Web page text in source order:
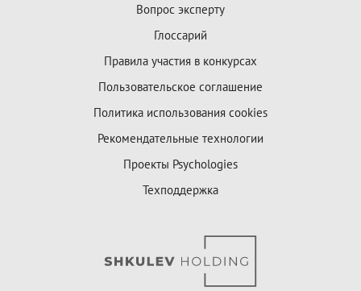
Вопрос эксперту
Глоссарий
Правила участия в конкурсах
Пользовательское соглашение
Политика использования cookies
Рекомендательные технологии
Проекты Psychologies
Техподдержка